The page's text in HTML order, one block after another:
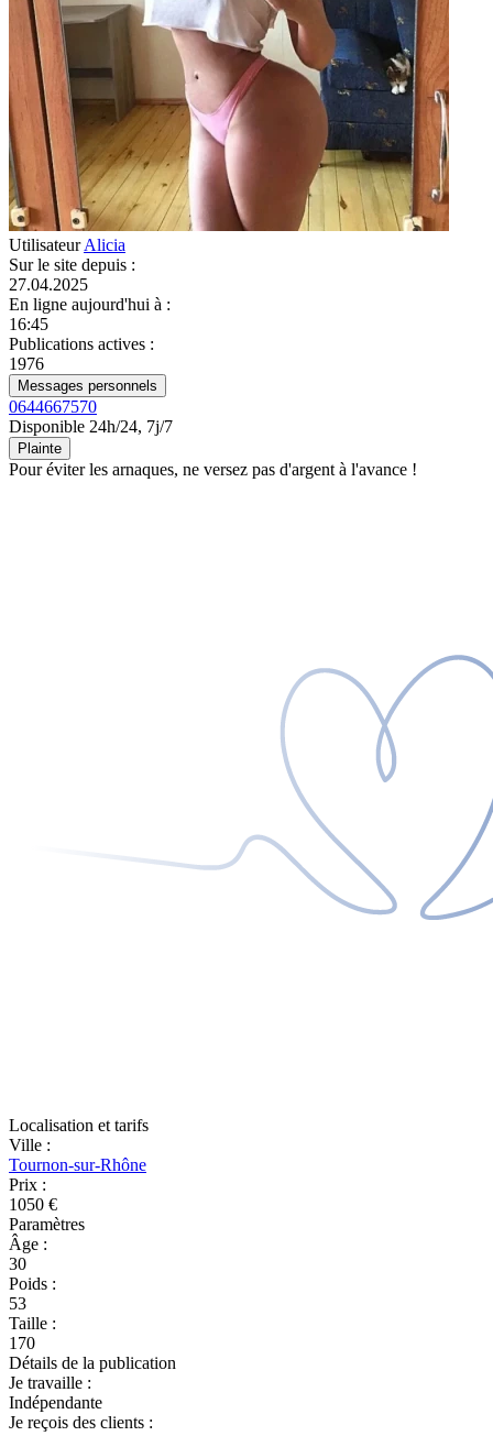
UtilisateurAlicia
Sur le site depuis :
27.04.2025
En ligne aujourd'hui à :
16:45
Publications actives :
1976
Messages personnels
0644667570
Disponible 24h/24, 7j/7
Plainte
Pour éviter les arnaques, ne versez pas d'argent à l'avance !
Localisation et tarifs
Ville :
Tournon-sur-Rhône
Prix :
1050 €
Paramètres
Âge :
30
Poids :
53
Taille :
170
Détails de la publication
Je travaille :
Indépendante
Je reçois des clients :